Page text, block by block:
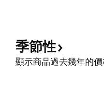
季節性
顯示商品過去幾年的